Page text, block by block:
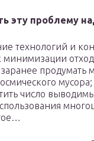
эту проблему
технологий и
продумать
мусора;
число